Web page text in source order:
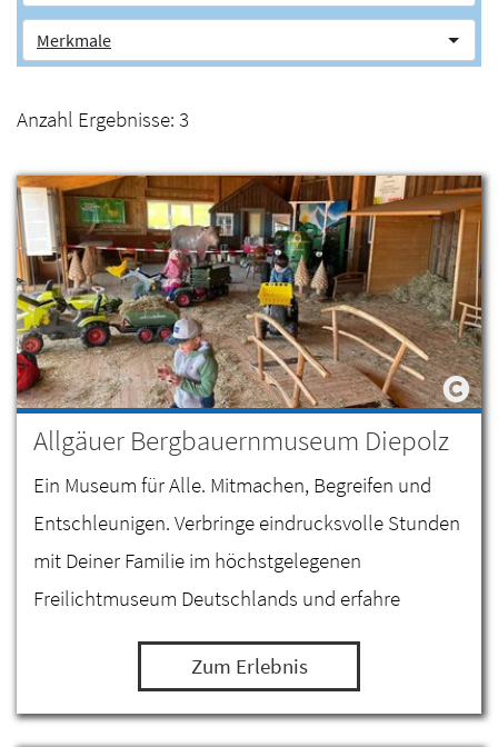
Merkmale
Anzahl Ergebnisse: 3
Allgäuer Bergbauernmuseum Diepolz
Ein Museum für Alle. Mitmachen, Begreifen und
Entschleunigen. Verbringe eindrucksvolle Stunden
mit Deiner Familie im höchstgelegenen
Freilichtmuseum Deutschlands und erfahre
Wissenswertes über die Milch- und Alpwirtschaft
Zum Erlebnis